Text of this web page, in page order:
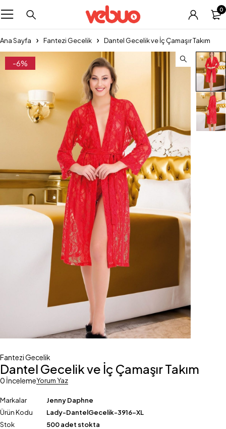
0
Ana Sayfa Fantezi Gecelik Dantel Gecelik ve İç Çamaşır Takım
-6%
Fantezi Gecelik
Dantel Gecelik ve İç Çamaşır Takım
0 İncelemeYorum Yaz
Markalar
Jenny Daphne
Ürün Kodu
Lady-DantelGecelik-3916-XL
Stok
500 adet stokta